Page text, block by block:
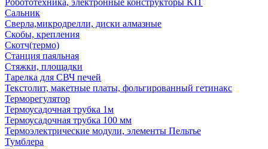
Робототехника, электронные конструкторы KIT
Сальник
Сверла,микродрелли, диски алмазные
Скобы, крепления
Скотч(термо)
Станция паяльная
Стяжки, площадки
Тарелка для СВЧ печей
Текстолит, макетные платы, фольгированный гетинакс
Терморегулятор
Термоусадочная трубка 1м
Термоусадочная трубка 100 мм
Термоэлектрические модули, элементы Пельтье
Тумблера